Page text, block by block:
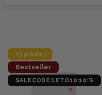
Výpredaj
Bestseller
SALECODE:LETO10:10:%